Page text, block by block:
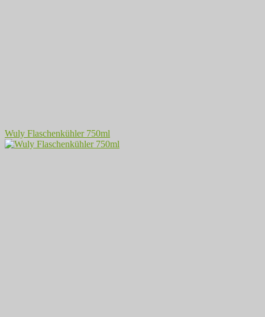
Wuly Flaschenkühler 750ml